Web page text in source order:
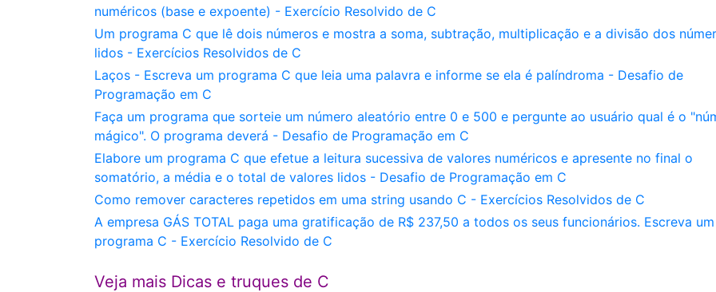
numéricos (base e expoente) - Exercício Resolvido de C
Um programa C que lê dois números e mostra a soma, subtração, multiplicação e a divisão dos
lidos - Exercícios Resolvidos de C
Laços - Escreva um programa C que leia uma palavra e informe se ela é palíndroma - Desafio de
Programação em C
Faça um programa que sorteie um número aleatório entre 0 e 500 e pergunte ao usuário qual é o
mágico". O programa deverá - Desafio de Programação em C
Elabore um programa C que efetue a leitura sucessiva de valores numéricos e apresente no final o
somatório, a média e o total de valores lidos - Desafio de Programação em C
Como remover caracteres repetidos em uma string usando C - Exercícios Resolvidos de C
A empresa GÁS TOTAL paga uma gratificação de R$ 237,50 a todos os seus funcionários. Escreva um
programa C - Exercício Resolvido de C
Veja mais Dicas e truques de C